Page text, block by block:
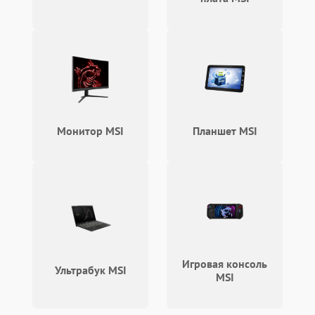
Монитор MSI Планшет MSI
Ультрабук MSI
Игровая консоль
MSI